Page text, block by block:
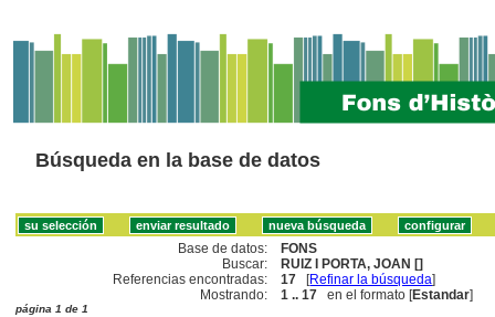
Búsqueda en la base de datos
Base de datos:
FONS
Buscar:
RUIZ I PORTA, JOAN []
Referencias encontradas:
17 [Refinar la búsqueda]
Mostrando:
1 .. 17 en el formato [Estandar]
página 1 de 1